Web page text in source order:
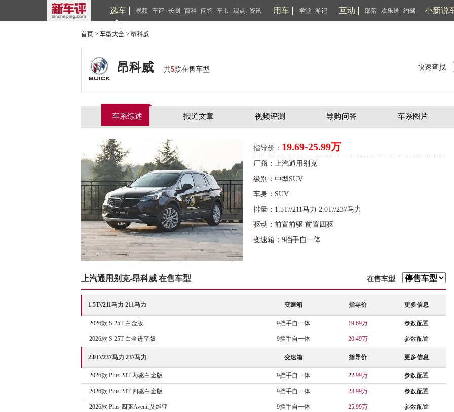
选车 视频 车评 长测 百科 问答 车市 观点 资讯 用车 学堂 游记 互动 部落 欢乐送 约驾 小新说
首页 > 车型大全 > 昂科威
昂科威 共5款在售车型 快速查找
车系综述 报道文章 视频评测 导购问答 车系图片
指导价： 19.69-25.99万
厂商：上汽通用别克
级别：中型SUV
车身：SUV
排量：1.5T//211马力 2.0T//237马力
驱动：前置前驱 前置四驱
变速箱：9挡手自一体
在售车型
上汽通用别克-昂科威 在售车型
1.5T//211马力 211马力 变速箱 指导价 更多信息
2026款 S 25T 白金版 9挡手自一体 19.69万 参数配置
2026款 S 25T 白金进享版 9挡手自一体 20.49万 参数配置
2.0T//237马力 237马力 变速箱 指导价 更多信息
2026款 Plus 28T 两驱白金版 9挡手自一体 22.99万 参数配置
2026款 Plus 28T 四驱白金版 9挡手自一体 23.99万 参数配置
2026款 Plus 四驱Avenir艾维亚 9挡手自一体 25.99万 参数配置